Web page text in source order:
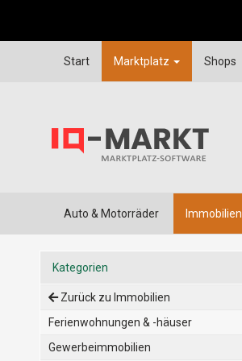
Start Marktplatz Shops
Auto & Motorräder Immobilien
Kategorien
Zurück zu Immobilien
Ferienwohnungen & -häuser
Gewerbeimmobilien